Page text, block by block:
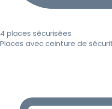
4 places sécurisées
Places avec ceinture de